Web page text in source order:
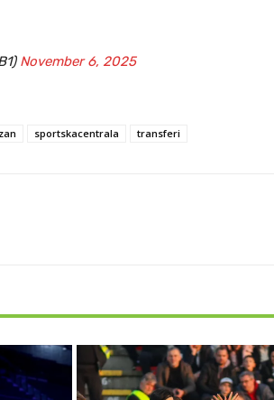
November 6, 2025
sportskacentrala transferi